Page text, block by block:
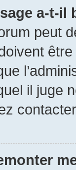
a-t-il
peut
il juge